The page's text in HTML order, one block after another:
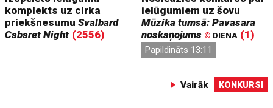
komplekts uz cirka
priekšnesumuSvalbard
Cabaret Night (2556)
ielūgumiem uz šovu
Mūzika tumsā: Pavasara
noskaņojums © DIENA (1)
Papildināts 13:11
Vairāk KONKURSI